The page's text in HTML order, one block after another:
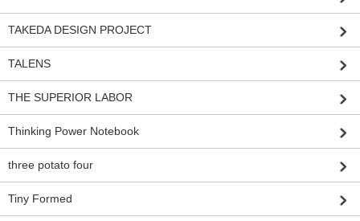
TAKEDA DESIGN PROJECT
TALENS
THE SUPERIOR LABOR
Thinking Power Notebook
three potato four
Tiny Formed